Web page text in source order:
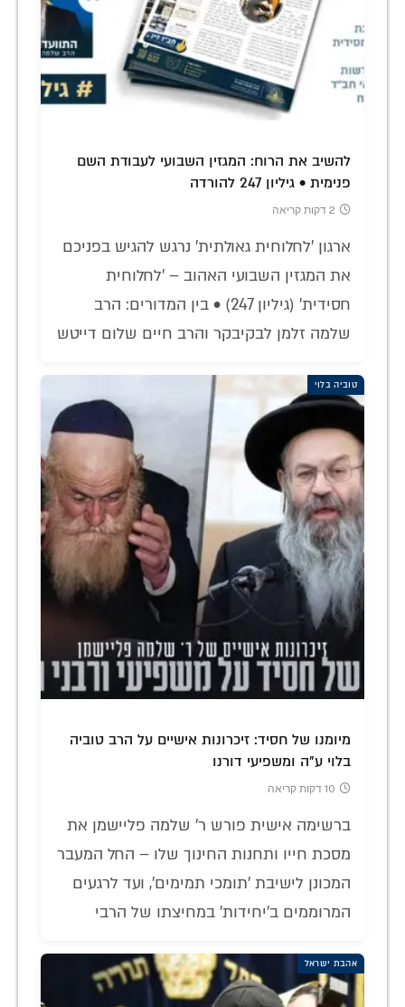
להשיב את הרוח: המגזין השבועי לעבודת השם
פנימית • גיליון 247 להורדה
2 דקות קריאה
ארגון 'לחלוחית גאולתית' נרגש להגיש בפניכם
את המגזין השבועי האהוב – 'לחלוחית
חסידית' (גיליון 247) • בין המדורים: הרב
שלמה זלמן לבקיבקר והרב חיים שלום דייטש
טוביה בלוי
מיומנו של חסיד: זיכרונות אישיים על הרב טוביה
בלוי ע"ה ומשפיעי דורנו
10 דקות קריאה
ברשימה אישית פורש ר' שלמה פליישמן את
מסכת חייו ותחנות החינוך שלו – החל המעבר
המכונן לישיבת 'תומכי תמימים', ועד לרגעים
המרוממים ב'יחידות' במחיצתו של הרבי
אהבת ישראל